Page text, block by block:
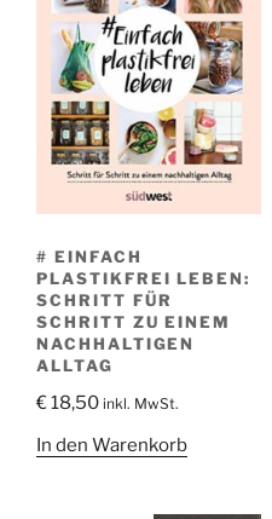
# EINFACH
PLASTIKFREI LEBEN:
SCHRITT FÜR
SCHRITT ZU EINEM
NACHHALTIGEN
ALLTAG
€18,50 inkl. MwSt.
In den Warenkorb